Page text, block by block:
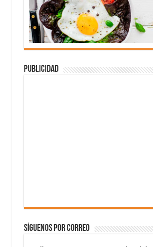
Publicidad
Síguenos por correo